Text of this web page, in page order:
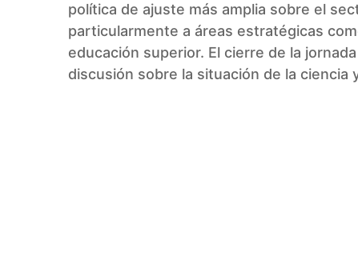
política de ajuste más amplia sobre el
particularmente a áreas estratégicas
educación superior. El cierre de la
discusión sobre la situación de la ciencia